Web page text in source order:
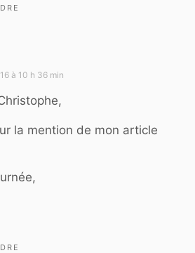
à 10 h 36 min
la mention de mon article